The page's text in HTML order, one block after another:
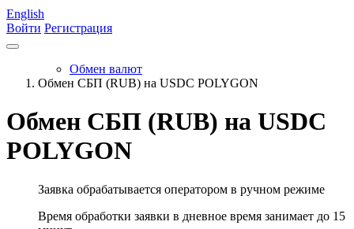
English
Войти Регистрация
Обмен валют
Обмен СБП (RUB) на USDC POLYGON
Обмен СБП (RUB) на USDC
POLYGON
Заявка обрабатывается оператором в ручном режиме
Время обработки заявки в дневное время занимает до 15